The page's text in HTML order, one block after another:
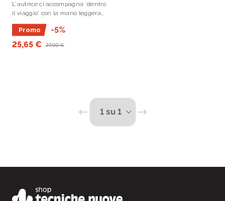
L'autrice ci accompagna 'dentro
il viaggio' con la mano leggera
di chi racconta un'esperienza
sentita e con l'entusiasmo di
chi ama profondamente il
proprio animale e l'avventura
Promo
-5%
25,65 €
27,00 €